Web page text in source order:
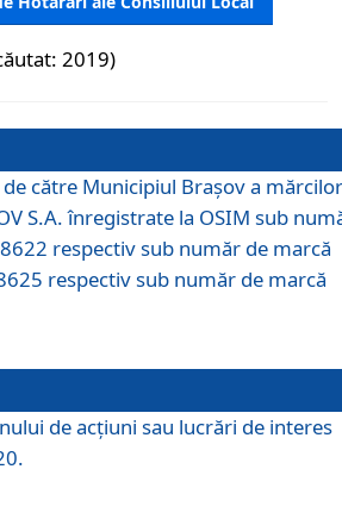
2019)
către Municipiul Brașov a mărcilor
S.A. înregistrate la OSIM sub
respectiv sub număr de marcă
respectiv sub număr de marcă
de acţiuni sau lucrări de interes